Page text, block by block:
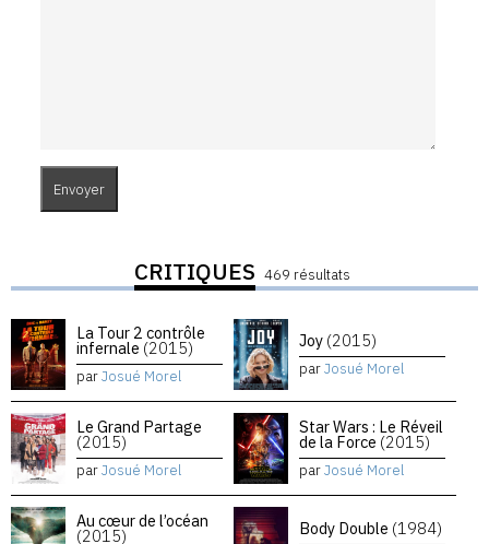
CRITIQUES 469 résultats
La Tour 2 contrôle
infernale (2015)
parJosué Morel
Joy (2015)
parJosué Morel
Le Grand Partage
(2015)
parJosué Morel
Star Wars : Le Réveil
de la Force (2015)
parJosué Morel
Au cœur de l’océan
(2015) Body Double (1984)